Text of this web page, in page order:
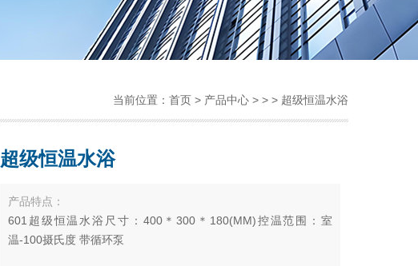
当前位置： 首页 > 产品中心 > > > 超级恒温水浴
超级恒温水浴
产品特点：
601超级恒温水浴尺寸：400＊300＊180(MM)控温范围：室
温-100摄氏度 带循环泵